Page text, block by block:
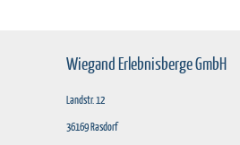
Wiegand Erlebnisberge GmbH
Landstr. 12
36169 Rasdorf